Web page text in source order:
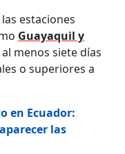
estaciones
Guayaquil y
menos siete días
o superiores a
en Ecuador:
las